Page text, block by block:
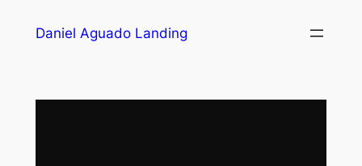
Daniel Aguado Landing